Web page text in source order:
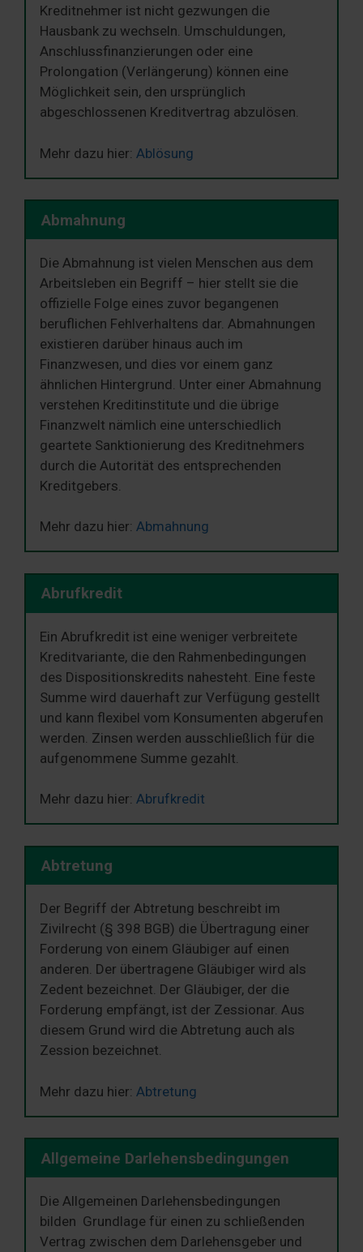
Kreditnehmer ist nicht gezwungen die
Hausbank zu wechseln. Umschuldungen,
Anschlussfinanzierungen oder eine
Prolongation (Verlängerung) können eine
Möglichkeit sein, den ursprünglich
abgeschlossenen Kreditvertrag abzulösen.
Mehr dazu hier: Ablösung
Abmahnung
Die Abmahnung ist vielen Menschen aus dem
Arbeitsleben ein Begriff – hier stellt sie die
offizielle Folge eines zuvor begangenen
beruflichen Fehlverhaltens dar. Abmahnungen
existieren darüber hinaus auch im
Finanzwesen, und dies vor einem ganz
ähnlichen Hintergrund. Unter einer Abmahnung
verstehen Kreditinstitute und die übrige
Finanzwelt nämlich eine unterschiedlich
geartete Sanktionierung des Kreditnehmers
durch die Autorität des entsprechenden
Kreditgebers.
Mehr dazu hier: Abmahnung
Abrufkredit
Ein Abrufkredit ist eine weniger verbreitete
Kreditvariante, die den Rahmenbedingungen
des Dispositionskredits nahesteht. Eine feste
Summe wird dauerhaft zur Verfügung gestellt
und kann flexibel vom Konsumenten abgerufen
werden. Zinsen werden ausschließlich für die
aufgenommene Summe gezahlt.
Mehr dazu hier: Abrufkredit
Abtretung
Der Begriff der Abtretung beschreibt im
Zivilrecht (§ 398 BGB) die Übertragung einer
Forderung von einem Gläubiger auf einen
anderen. Der übertragene Gläubiger wird als
Zedent bezeichnet. Der Gläubiger, der die
Forderung empfängt, ist der Zessionar. Aus
diesem Grund wird die Abtretung auch als
Zession bezeichnet.
Mehr dazu hier: Abtretung
Allgemeine Darlehensbedingungen
Die Allgemeinen Darlehensbedingungen
bilden Grundlage für einen zu schließenden
Vertrag zwischen dem Darlehensgeber und